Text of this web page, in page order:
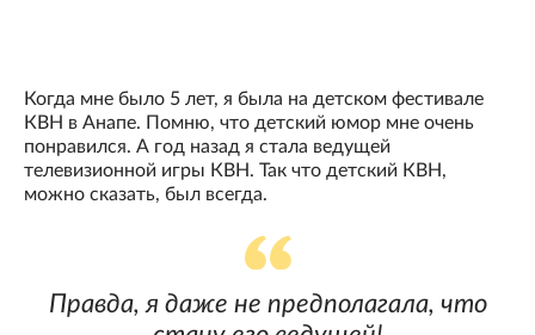
Когда мне было 5 лет, я была на детском фестивале
КВН в Анапе. Помню, что детский юмор мне очень
понравился. А год назад я стала ведущей
телевизионной игры КВН. Так что детский КВН,
можно сказать, был всегда.
Правда, я даже не предполагала, что